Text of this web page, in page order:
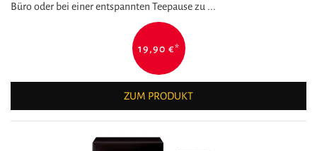
Büro oder bei einer entspannten Teepause zu ...
19,90 €*
ZUM PRODUKT